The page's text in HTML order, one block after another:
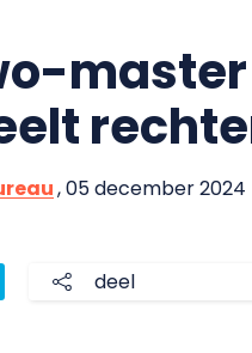
, 05 december 2024
deel